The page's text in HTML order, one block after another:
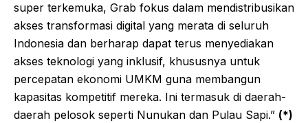
super terkemuka, Grab fokus dalam mendistribusikan
akses transformasi digital yang merata di seluruh
Indonesia dan berharap dapat terus menyediakan
akses teknologi yang inklusif, khususnya untuk
percepatan ekonomi UMKM guna membangun
kapasitas kompetitif mereka. Ini termasuk di daerah-
daerah pelosok seperti Nunukan dan Pulau Sapi.” (*)